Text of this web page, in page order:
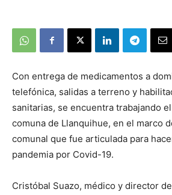
Con entrega de medicamentos a
telefónica, salidas a terreno y
sanitarias, se encuentra trabajando
comuna de Llanquihue, en el marco
comunal que fue articulada para
pandemia por Covid-19.
Cristóbal Suazo, médico y director